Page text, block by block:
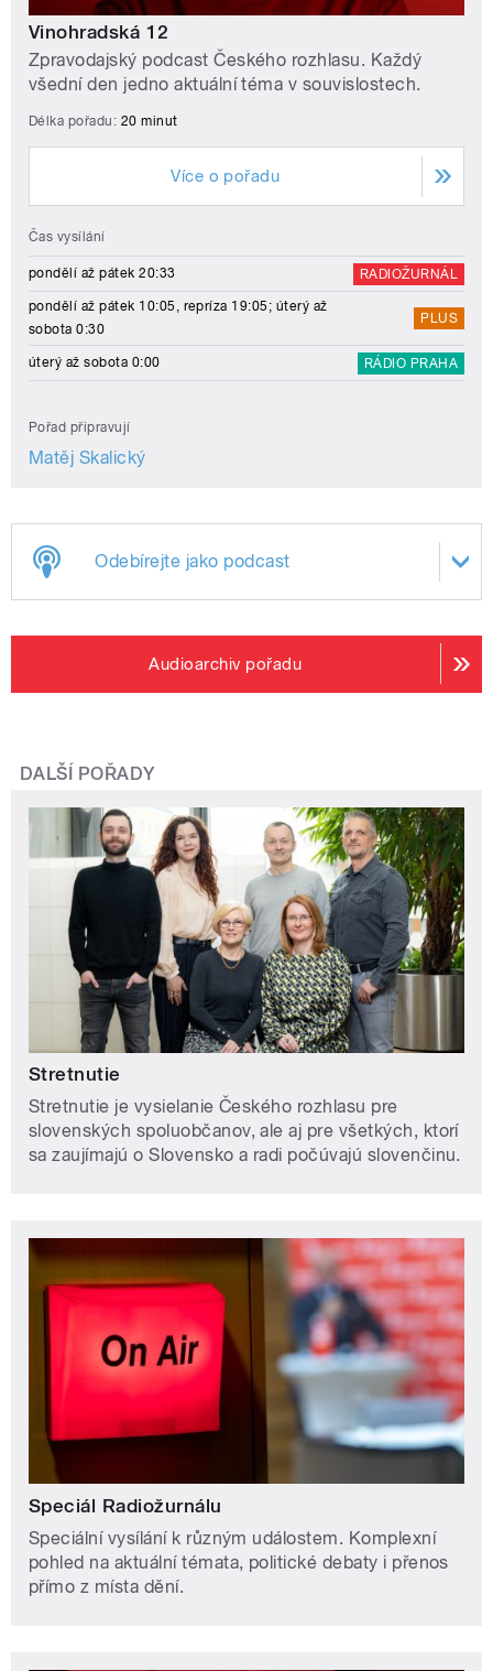
Vinohradská 12
Zpravodajský podcast Českého rozhlasu. Každý
všední den jedno aktuální téma v souvislostech.
Délka pořadu: 20 minut
Více o pořadu
Čas vysílání
pondělí až pátek 20:33 RADIOŽURNÁL
pondělí až pátek 10:05, repríza 19:05; úterý až
sobota 0:30
PLUS
úterý až sobota 0:00 RÁDIO PRAHA
Pořad připravují
Matěj Skalický
Odebírejte jako podcast
Audioarchiv pořadu
DALŠÍ POŘADY
Stretnutie
Stretnutie je vysielanie Českého rozhlasu pre
slovenských spoluobčanov, ale aj pre všetkých, ktorí
sa zaujímajú o Slovensko a radi počúvajú slovenčinu.
Speciál Radiožurnálu
Speciální vysílání k různým událostem. Komplexní
pohled na aktuální témata, politické debaty i přenos
přímo z místa dění.